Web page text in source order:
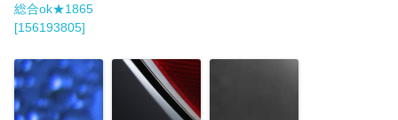
総合ok★1865
[156193805]